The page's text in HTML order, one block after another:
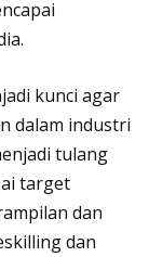
kunci agar
dalam industri
tulang
target
dan
dan